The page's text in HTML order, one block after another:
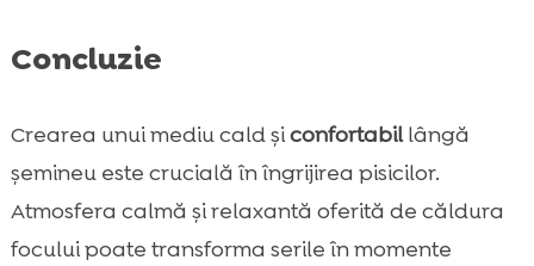
Concluzie
Crearea unui mediu cald șiconfortabillângă
șemineu este crucială în îngrijirea pisicilor.
Atmosfera calmă și relaxantă oferită de căldura
focului poate transforma serile în momente